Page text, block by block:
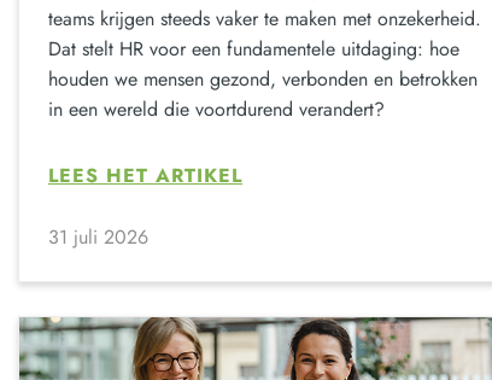
teams krijgen steeds vaker te maken met onzekerheid.
Dat stelt HR voor een fundamentele uitdaging: hoe
houden we mensen gezond, verbonden en betrokken
in een wereld die voortdurend verandert?
LEES HET ARTIKEL
31 juli 2026